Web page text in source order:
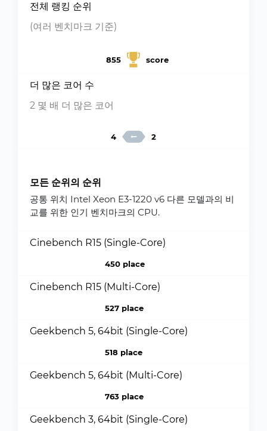
전체 랭킹 순위
(여러 벤치마크 기준)
855 score
더 많은 코어 수
2 몇 배 더 많은 코어
4 2
모든 순위의 순위
공통 위치 Intel Xeon E3-1220 v6 다른 모델과의 비
교를 위한 인기 벤치마크의 CPU.
Cinebench R15 (Single-Core)
450 place
Cinebench R15 (Multi-Core)
527 place
Geekbench 5, 64bit (Single-Core)
518 place
Geekbench 5, 64bit (Multi-Core)
763 place
Geekbench 3, 64bit (Single-Core)